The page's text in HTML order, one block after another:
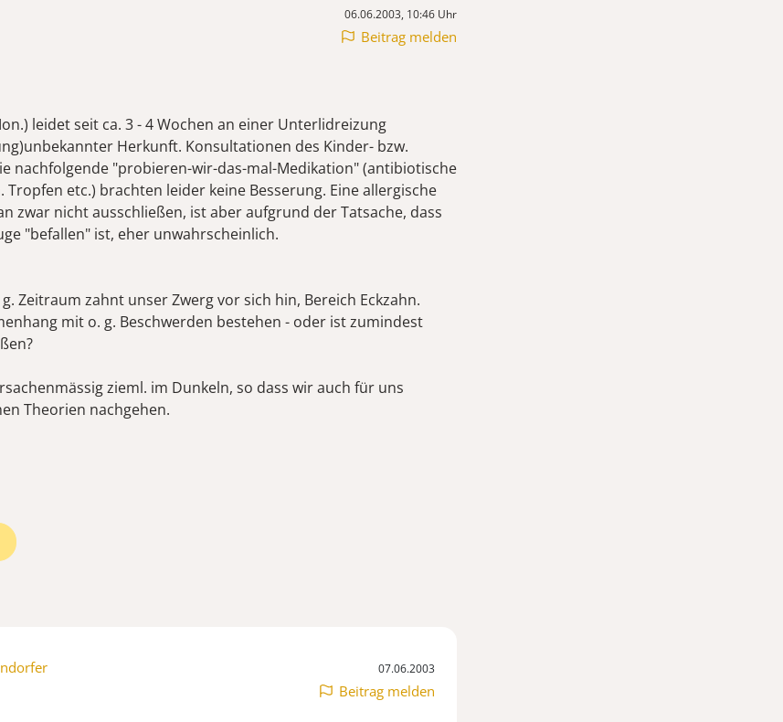
06.06.2003, 10:46 Uhr
Beitrag melden
leidet seit ca. 3 - 4 Wochen an einer Unterlidreizung
Herkunft. Konsultationen des Kinder- bzw.
nachfolgende "probieren-wir-das-mal-Medikation" (antibiotische
Tropfen etc.) brachten leider keine Besserung. Eine allergische
zwar nicht ausschließen, ist aber aufgrund der Tatsache, dass
"befallen" ist, eher unwahrscheinlich.
Zeitraum zahnt unser Zwerg vor sich hin, Bereich Eckzahn.
mit o. g. Beschwerden bestehen - oder ist zumindest
zieml. im Dunkeln, so dass wir auch für uns
Theorien nachgehen.
07.06.2003
Beitrag melden